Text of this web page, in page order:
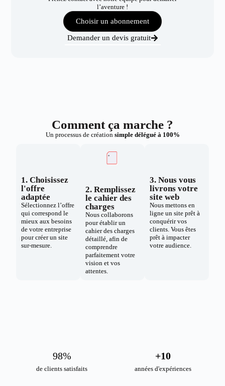
l’aventure !
Choisir un abonnement
Demander un devis gratuit
Comment ça marche ?
Un processus de création simple délégué à 100%
1. Choisissez
l'offre
adaptée
Sélectionnez l’offre
qui correspond le
mieux aux besoins
de votre entreprise
pour créer un site
sur-mesure.
2. Remplissez
le cahier des
charges
Nous collaborons
pour établir un
cahier des charges
détaillé, afin de
comprendre
parfaitement votre
vision et vos
attentes.
3. Nous vous
livrons votre
site web
Nous mettons en
ligne un site prêt à
conquérir vos
clients. Vous êtes
prêt à impacter
votre audience.
de clients satisfaits
98%
années d'expériences
+10